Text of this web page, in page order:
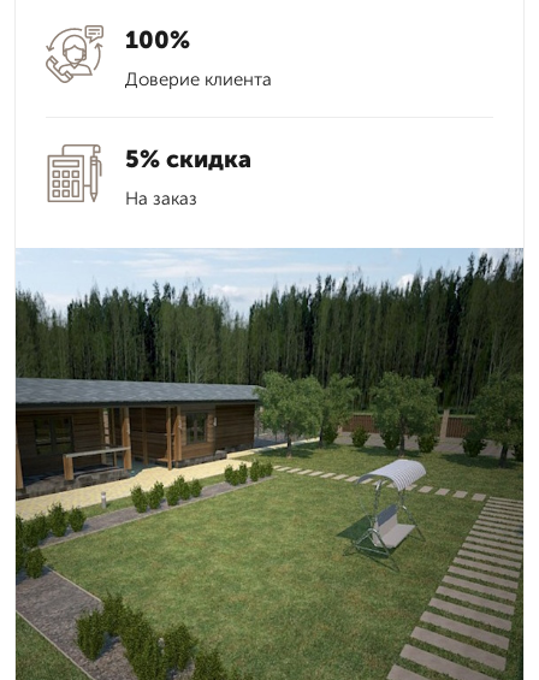
100%
Доверие клиента
5% скидка
На заказ